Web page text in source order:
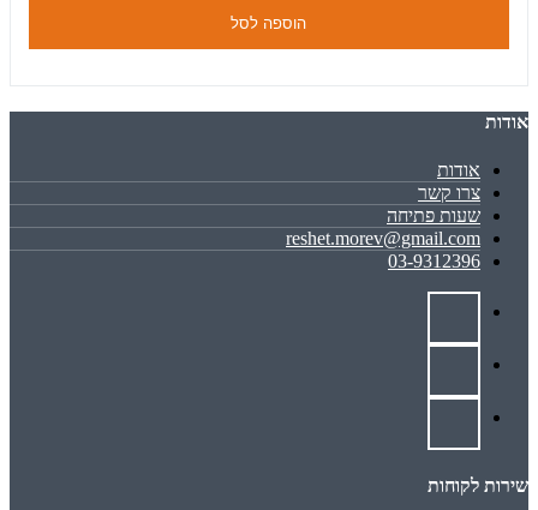
הוספה לסל
אודות
אודות
צרו קשר
שעות פתיחה
reshet.morev@gmail.com
03-9312396
שירות לקוחות